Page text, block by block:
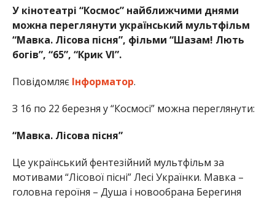
У кінотеатрі “Космос” найближчими днями
можна переглянути український мультфільм
“Мавка. Лісова пісня”, фільми “Шазам! Лють
богів”, “65”, “Крик VІ”.
Повідомляє Інформатор.
З 16 по 22 березня у “Космосі” можна переглянути:
“Мавка. Лісова пісня”
Це український фентезійний мультфільм за
мотивами “Лісової пісні” Лесі Українки. Мавка –
головна героїня – Душа і новообрана Берегиня